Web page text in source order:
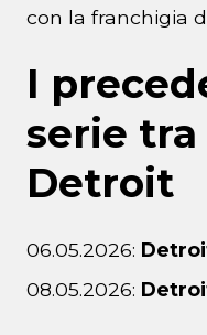
con la franchigia
I
serie tra
Detroit
06.05.2026:
08.05.2026: